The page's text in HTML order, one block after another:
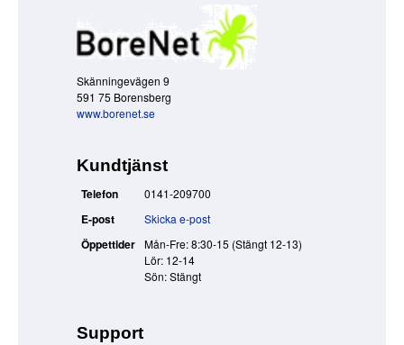
Skänningevägen 9
591 75 Borensberg
www.borenet.se
Kundtjänst
Telefon 0141-209700
E-post Skicka e-post
Öppettider
Mån-Fre: 8:30-15 (Stängt 12-13)
Lör: 12-14
Sön: Stängt
Support